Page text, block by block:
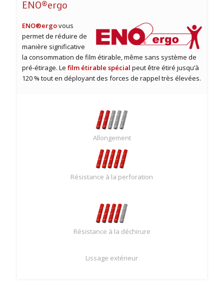
ENO®ergo
ENO®ergovous
permet de réduire de
manière significative
la consommation de film étirable, même sans système de
pré-étirage. Le film étirable spécial peut être étiré jusqu’à
120 % tout en déployant des forces de rappel très élevées.
Allongement
Résistance à la perforation
Résistance à la déchirure
Lissage extérieur